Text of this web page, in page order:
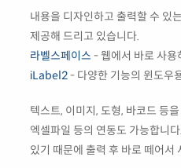
내용을 디자인하고 출력할 수 있
제공해 드리고 있습니다.
라벨스페이스 - 웹에서 바로 사용
iLabel2- 다양한 기능의 윈도우
텍스트, 이미지, 도형, 바코드 등
엑셀파일 등의 연동도 가능합니
있기 때문에 출력 후 바로 떼어서